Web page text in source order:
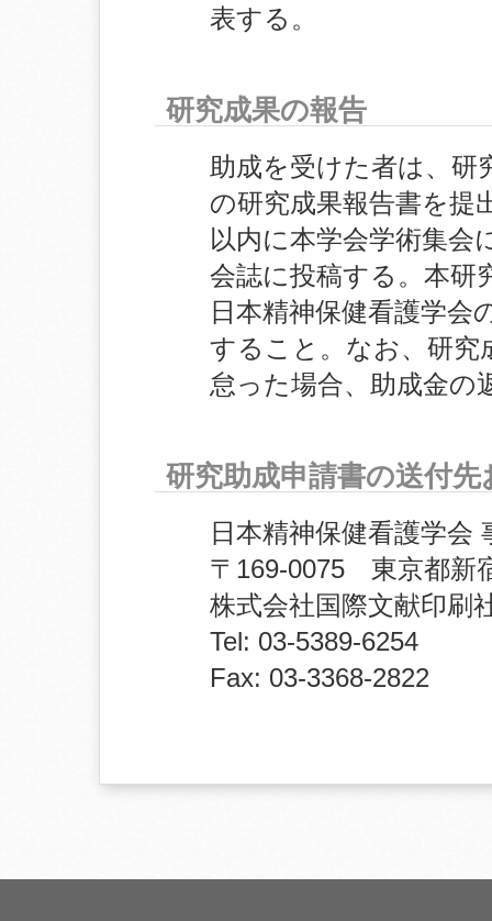
表する。
研究成果の報告
助成を受けた者は、研
の研究成果報告書を提
以内に本学会学術集会
会誌に投稿する。本研
日本精神保健看護学会
すること。なお、研究
怠った場合、助成金の
研究助成申請書の送付
日本精神保健看護学会
〒169-0075 東京都新
株式会社国際文献印刷
Tel: 03-5389-6254
Fax: 03-3368-2822